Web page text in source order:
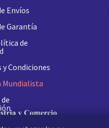
Envíos
Garantía
de
Condiciones
Mundialista